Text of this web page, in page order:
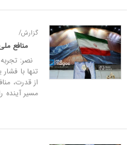
گزارش/
منافع
نصر:
تنها با
از قدرت،
مسیر